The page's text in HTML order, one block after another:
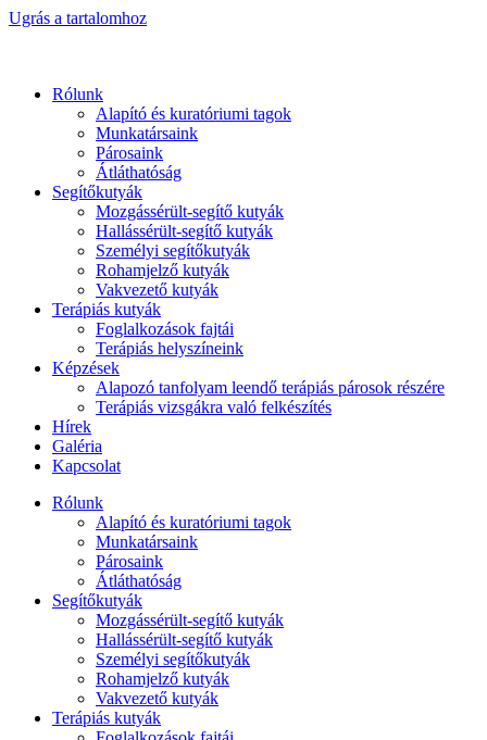
Ugrás a tartalomhoz
Rólunk
Alapító és kuratóriumi tagok
Munkatársaink
Párosaink
Átláthatóság
Segítőkutyák
Mozgássérült-segítő kutyák
Hallássérült-segítő kutyák
Személyi segítőkutyák
Rohamjelző kutyák
Vakvezető kutyák
Terápiás kutyák
Foglalkozások fajtái
Terápiás helyszíneink
Képzések
Alapozó tanfolyam leendő terápiás párosok részére
Terápiás vizsgákra való felkészítés
Hírek
Galéria
Kapcsolat
Rólunk
Alapító és kuratóriumi tagok
Munkatársaink
Párosaink
Átláthatóság
Segítőkutyák
Mozgássérült-segítő kutyák
Hallássérült-segítő kutyák
Személyi segítőkutyák
Rohamjelző kutyák
Vakvezető kutyák
Terápiás kutyák